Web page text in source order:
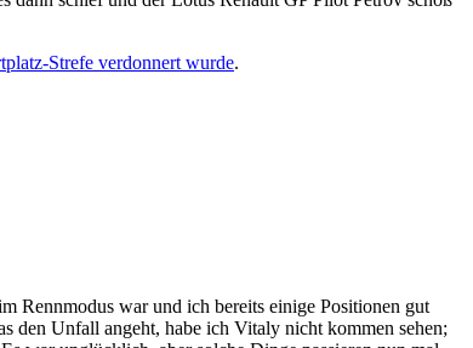
Strefe verdonnert wurde.
Rennmodus war und ich bereits einige Positionen gut
den Unfall angeht, habe ich Vitaly nicht kommen sehen;